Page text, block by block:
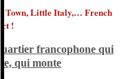
Town, Little Italy,… French
!
francophone qui
qui monte